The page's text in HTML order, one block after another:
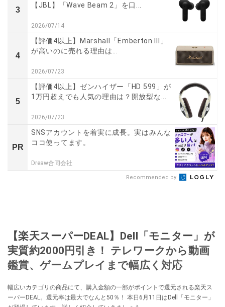
3
【JBL】「Wave Beam 2」を口...
2026/07/14
4
【評価4以上】Marshall「Emberton III」
が高いのに売れる理由は...
2026/07/23
5
【評価4以上】ゼンハイザー「HD 599」が
1万円超えでも人気の理由は？開放型な...
2026/07/23
PR
SNSアカウントを着実に成長。実はみんな
ココ使ってます。
Dreaw合同会社
Recommended by
【楽天スーパーDEAL】Dell「モニター」が
実質約2000円引き！ テレワークから動画
鑑賞、ゲームプレイまで幅広く対応
幅広いカテゴリの商品にて、購入金額の一部がポイントで還元される楽天ス
ーパーDEAL。還元率は最大でなんと50％！ 本日6月11日はDell「モニター」